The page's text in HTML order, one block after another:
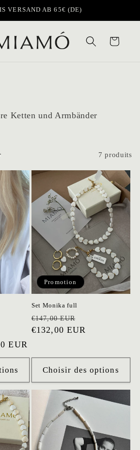
VERSAND AB 65€ (DE)
Panier
Ketten und Armbänder
7 produits
EUR
Promotion
Set Monika full
Prix
habituel
€147,00 EUR
promotionnel
€132,00 EUR
Choisir des options